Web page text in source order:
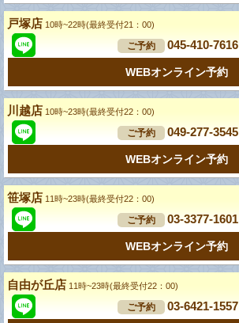
戸塚店 10時~22時(最終受付21：00)
ご予約 045-410-7616
WEBオンライン予約
川越店 10時~23時(最終受付22：00)
ご予約 049-277-3545
WEBオンライン予約
笹塚店 11時~23時(最終受付22：00)
ご予約 03-3377-1601
WEBオンライン予約
自由が丘店 11時~23時(最終受付22：00)
ご予約 03-6421-1557